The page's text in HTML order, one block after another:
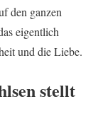
den ganzen
eigentlich
und die Liebe.
stellt